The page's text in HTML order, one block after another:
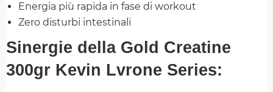
Energia più rapida in fase di workout
Zero disturbi intestinali
Sinergie della Gold Creatine
300gr Kevin Lvrone Series: